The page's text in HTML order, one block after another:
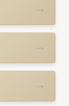
→
→
→